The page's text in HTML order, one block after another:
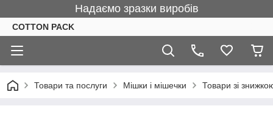
Надаємо зразки виробів
COTTON PACK
Товари та послуги Мішки і мішечки Товари зі